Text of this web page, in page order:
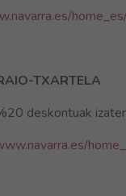
TXARTELA
deskontuak